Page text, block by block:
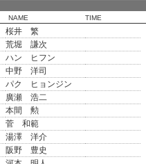
NAME TIME
桜井 繁
荒堀 謙次
ハン ヒフン
中野 洋司
パク ヒョンジン
廣瀬 浩二
本間 勲
菅 和範
湯澤 洋介
阪野 豊史